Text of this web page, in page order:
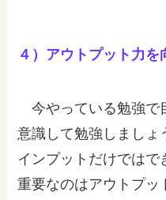
４） アウトプット力を
今やっている勉強で
意識して勉強しましょ
インプットだけではで
重要なのはアウトプッ